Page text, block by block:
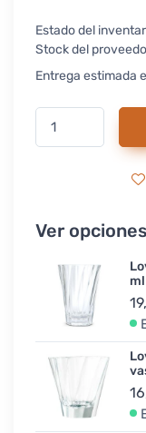
Estado del
Stock del
Entrega estimada
Ver
ml